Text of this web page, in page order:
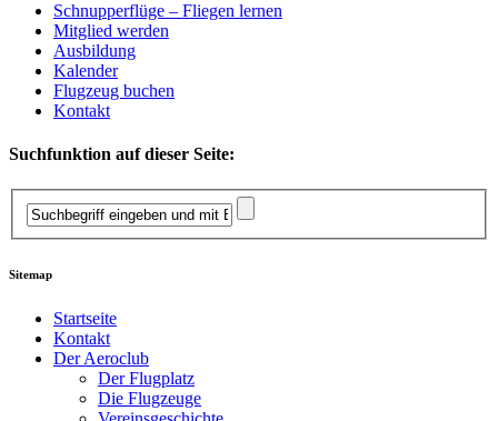
Schnupperflüge – Fliegen lernen
Mitglied werden
Ausbildung
Kalender
Flugzeug buchen
Kontakt
Suchfunktion auf dieser Seite:
Sitemap
Startseite
Kontakt
Der Aeroclub
Der Flugplatz
Die Flugzeuge